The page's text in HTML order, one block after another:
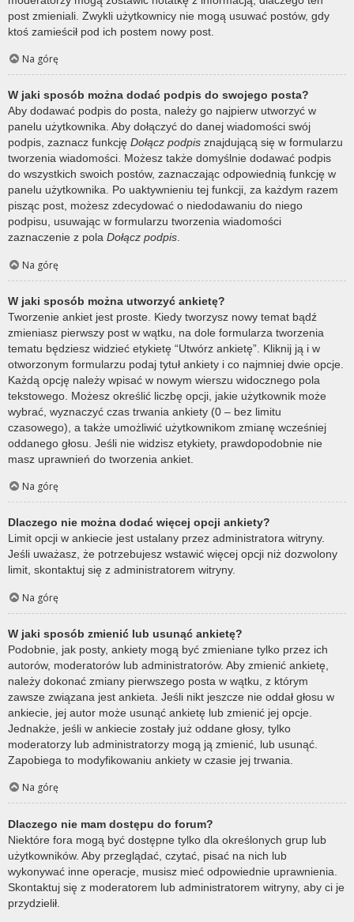
post zmieniali. Zwykli użytkownicy nie mogą usuwać postów, gdy
ktoś zamieścił pod ich postem nowy post.
Na górę
W jaki sposób można dodać podpis do swojego posta?
Aby dodawać podpis do posta, należy go najpierw utworzyć w
panelu użytkownika. Aby dołączyć do danej wiadomości swój
podpis, zaznacz funkcję Dołącz podpis znajdującą się w formularzu
tworzenia wiadomości. Możesz także domyślnie dodawać podpis
do wszystkich swoich postów, zaznaczając odpowiednią funkcję w
panelu użytkownika. Po uaktywnieniu tej funkcji, za każdym razem
pisząc post, możesz zdecydować o niedodawaniu do niego
podpisu, usuwając w formularzu tworzenia wiadomości
zaznaczenie z pola Dołącz podpis.
Na górę
W jaki sposób można utworzyć ankietę?
Tworzenie ankiet jest proste. Kiedy tworzysz nowy temat bądź
zmieniasz pierwszy post w wątku, na dole formularza tworzenia
tematu będziesz widzieć etykietę “Utwórz ankietę”. Kliknij ją i w
otworzonym formularzu podaj tytuł ankiety i co najmniej dwie opcje.
Każdą opcję należy wpisać w nowym wierszu widocznego pola
tekstowego. Możesz określić liczbę opcji, jakie użytkownik może
wybrać, wyznaczyć czas trwania ankiety (0 – bez limitu
czasowego), a także umożliwić użytkownikom zmianę wcześniej
oddanego głosu. Jeśli nie widzisz etykiety, prawdopodobnie nie
masz uprawnień do tworzenia ankiet.
Na górę
Dlaczego nie można dodać więcej opcji ankiety?
Limit opcji w ankiecie jest ustalany przez administratora witryny.
Jeśli uważasz, że potrzebujesz wstawić więcej opcji niż dozwolony
limit, skontaktuj się z administratorem witryny.
Na górę
W jaki sposób zmienić lub usunąć ankietę?
Podobnie, jak posty, ankiety mogą być zmieniane tylko przez ich
autorów, moderatorów lub administratorów. Aby zmienić ankietę,
należy dokonać zmiany pierwszego posta w wątku, z którym
zawsze związana jest ankieta. Jeśli nikt jeszcze nie oddał głosu w
ankiecie, jej autor może usunąć ankietę lub zmienić jej opcje.
Jednakże, jeśli w ankiecie zostały już oddane głosy, tylko
moderatorzy lub administratorzy mogą ją zmienić, lub usunąć.
Zapobiega to modyfikowaniu ankiety w czasie jej trwania.
Na górę
Dlaczego nie mam dostępu do forum?
Niektóre fora mogą być dostępne tylko dla określonych grup lub
użytkowników. Aby przeglądać, czytać, pisać na nich lub
wykonywać inne operacje, musisz mieć odpowiednie uprawnienia.
Skontaktuj się z moderatorem lub administratorem witryny, aby ci je
przydzielił.